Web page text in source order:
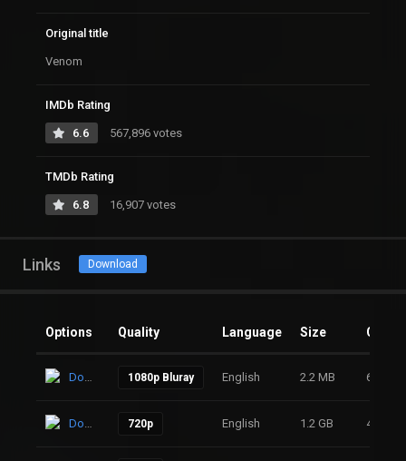
Original title
Venom
IMDb Rating
6.6 567,896 votes
TMDb Rating
6.8 16,907 votes
Links Download
Options Quality Language Size Clicks
Download 1080p Bluray English 2.2 MB 67
Download 720p English 1.2 GB 44